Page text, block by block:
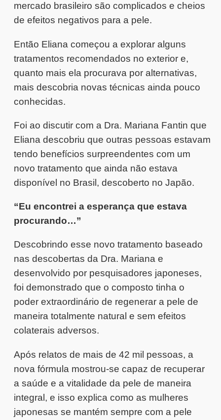
mercado brasileiro são complicados e cheios
de efeitos negativos para a pele.
Então Eliana começou a explorar alguns
tratamentos recomendados no exterior e,
quanto mais ela procurava por alternativas,
mais descobria novas técnicas ainda pouco
conhecidas.
Foi ao discutir com a Dra. Mariana Fantin que
Eliana descobriu que outras pessoas estavam
tendo benefícios surpreendentes com um
novo tratamento que ainda não estava
disponível no Brasil, descoberto no Japão.
“Eu encontrei a esperança que estava
procurando…”
Descobrindo esse novo tratamento baseado
nas descobertas da Dra. Mariana e
desenvolvido por pesquisadores japoneses,
foi demonstrado que o composto tinha o
poder extraordinário de regenerar a pele de
maneira totalmente natural e sem efeitos
colaterais adversos.
Após relatos de mais de 42 mil pessoas, a
nova fórmula mostrou-se capaz de recuperar
a saúde e a vitalidade da pele de maneira
integral, e isso explica como as mulheres
japonesas se mantém sempre com a pele